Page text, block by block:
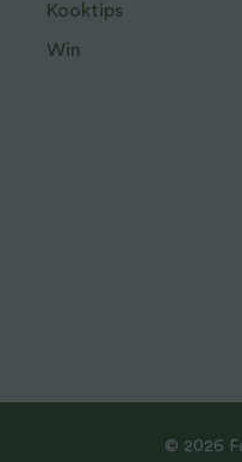
Kooktips
Win
© 2026